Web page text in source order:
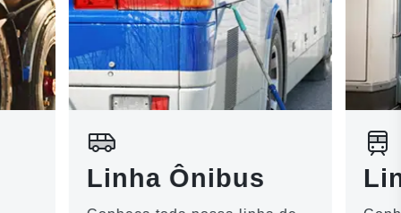
Linha Ônibus